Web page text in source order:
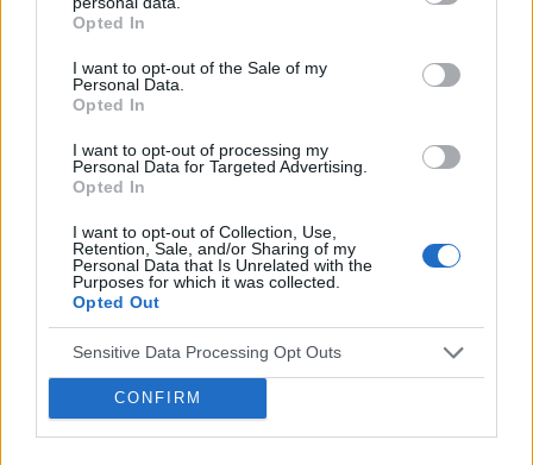
Opted In
I want to opt-out of the Sale of my
Personal Data.
Opted In
I want to opt-out of processing my
Personal Data for Targeted Advertising.
Opted In
I want to opt-out of Collection, Use,
Retention, Sale, and/or Sharing of my
Personal Data that Is Unrelated with the
Purposes for which it was collected.
Opted Out
Sensitive Data Processing Opt Outs
CONFIRM